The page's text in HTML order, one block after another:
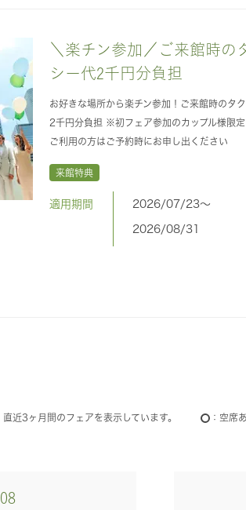
＼楽チン参加／ご来館時の
シー代2千円分負担
お好きな場所から楽チン参加！ご来館時のタ
2千円分負担 ※初フェア参加のカップル様限
ご利用の方はご予約時にお申し出ください
来館特典
適用期間 2026/07/23〜
2026/08/31
直近3ヶ月間のフェアを表示しています。 空席
08